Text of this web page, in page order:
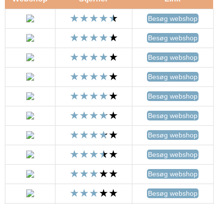
Besøg webshop
Besøg webshop
Besøg webshop
Besøg webshop
Besøg webshop
Besøg webshop
Besøg webshop
Besøg webshop
Besøg webshop
Besøg webshop